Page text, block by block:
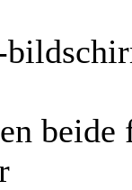
beide